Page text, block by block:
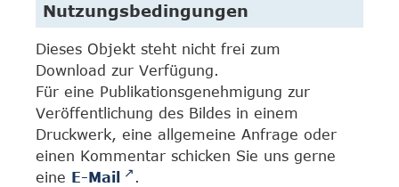
Nutzungsbedingungen
Dieses Objekt steht nicht frei zum
Download zur Verfügung.
Für eine Publikationsgenehmigung zur
Veröffentlichung des Bildes in einem
Druckwerk, eine allgemeine Anfrage oder
einen Kommentar schicken Sie uns gerne
eine E-Mail
.